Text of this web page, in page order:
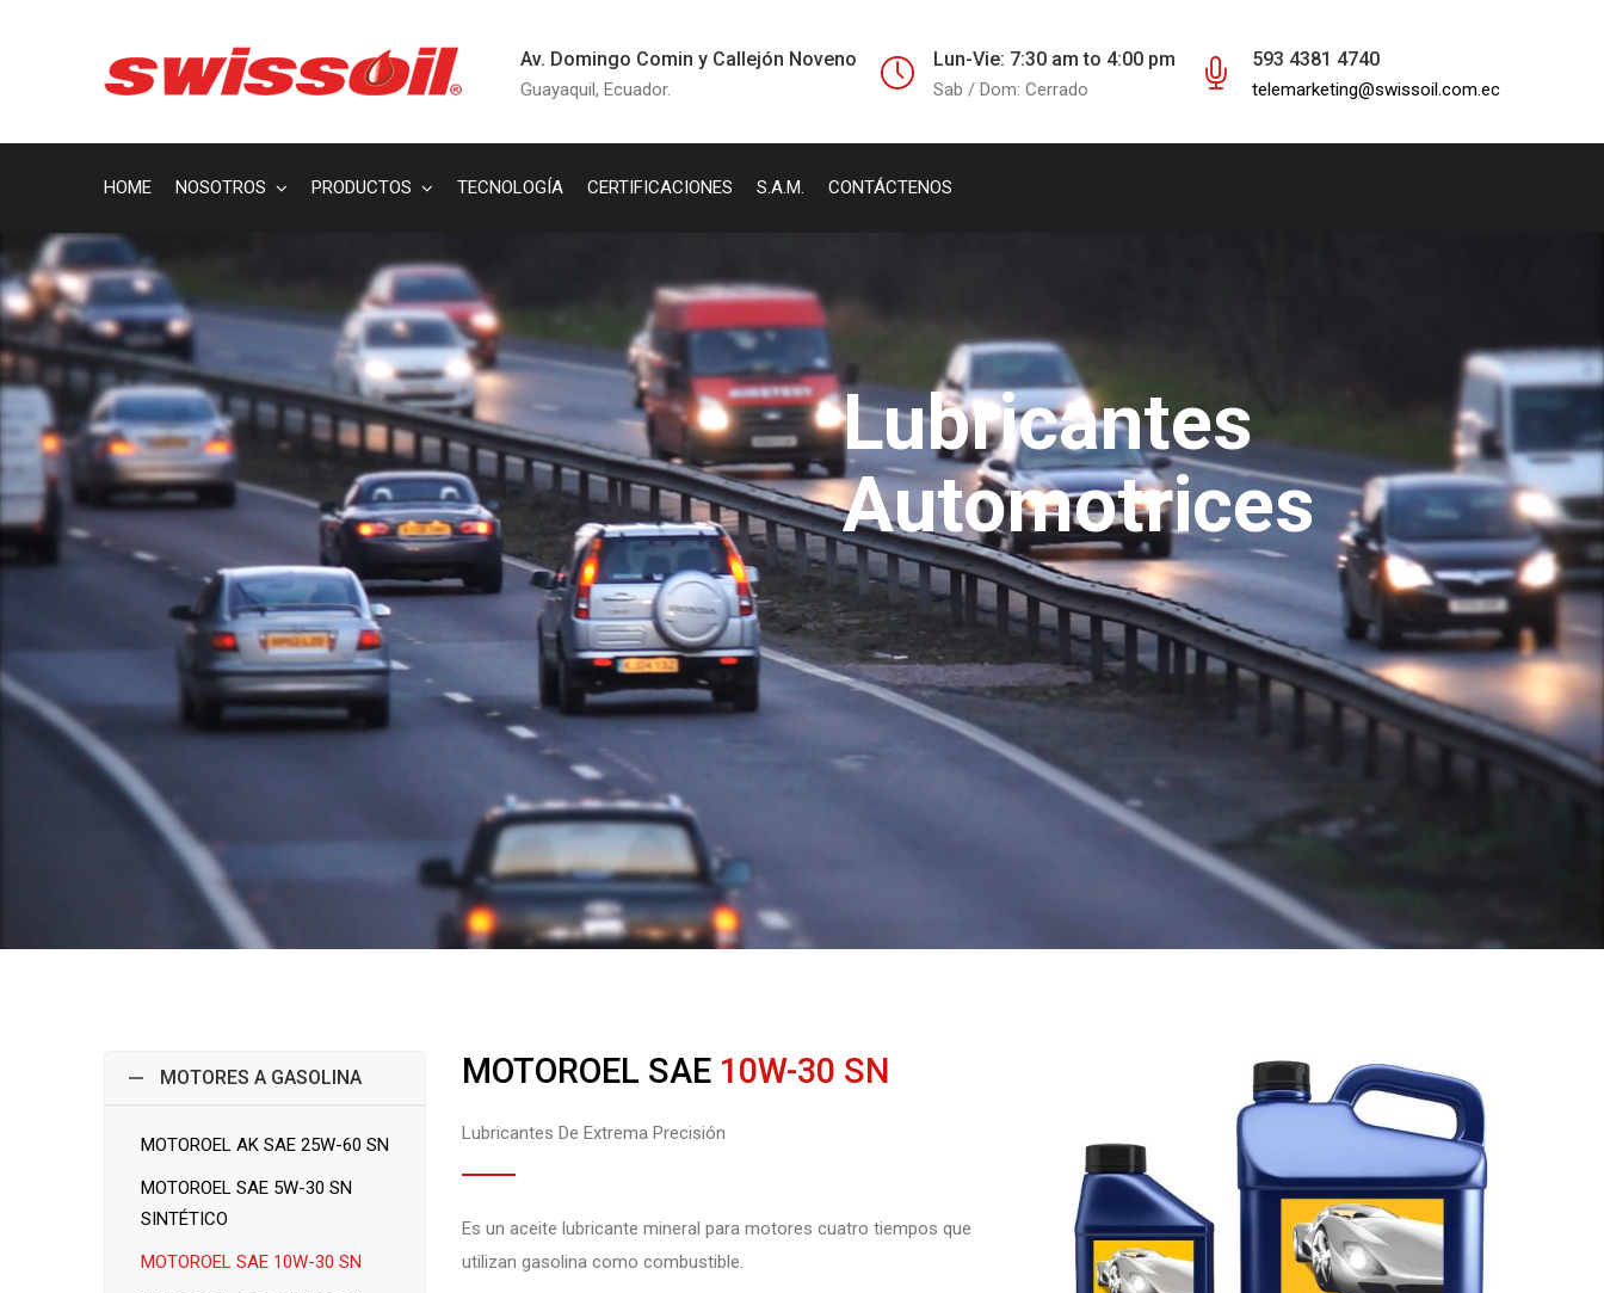
Av. Domingo Comin y Callejón Noveno
Guayaquil, Ecuador.
Lun-Vie: 7:30 am to 4:00 pm
Sab / Dom: Cerrado
593 4381 4740
telemarketing@swissoil.com.ec
HOME NOSOTROS PRODUCTOS TECNOLOGÍA CERTIFICACIONES S.A.M. CONTÁCTENOS
Lubricantes
Automotrices
MOTORES A GASOLINA
MOTOROEL AK SAE 25W-60 SN
MOTOROEL SAE 5W-30 SN
SINTÉTICO
MOTOROEL SAE 10W-30 SN
MOTOROEL SAE 10W-30 SN
Lubricantes De Extrema Precisión
Es un aceite lubricante mineral para motores cuatro tiempos que
utilizan gasolina como combustible.